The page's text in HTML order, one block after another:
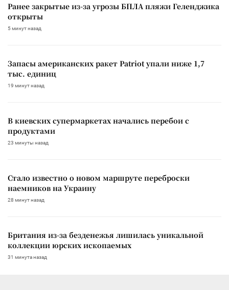
Ранее закрытые из-за угрозы БПЛА пляжи Геленджика
открыты
5 минут назад
Запасы американских ракет Patriot упали ниже 1,7
тыс. единиц
19 минут назад
В киевских супермаркетах начались перебои с
продуктами
23 минуты назад
Стало известно о новом маршруте переброски
наемников на Украину
28 минут назад
Британия из-за безденежья лишилась уникальной
коллекции юрских ископаемых
31 минута назад